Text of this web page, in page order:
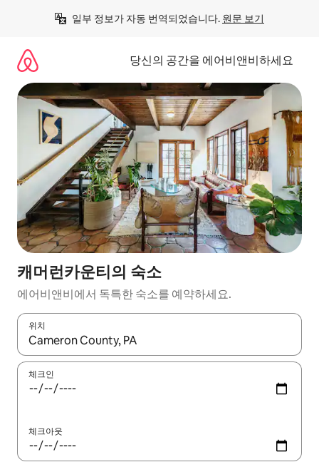
일부 정보가 자동 번역되었습니다. 원문 보기
당신의 공간을 에어비앤비하세요
캐머런카운티의 숙소
에어비앤비에서 독특한 숙소를 예약하세요.
위치
결과가 나오면 위·아래 화살표 키를 사용하거나 터치 또는 스와이
체크인
체크아웃